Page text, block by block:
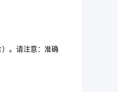
。请注意：准确